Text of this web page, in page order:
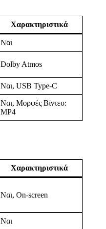
Χαρακτηριστικά
Ναι
Dolby Atmos
Ναι, USB Type-C
Ναι, Μορφές Βίντεο:
MP4
Χαρακτηριστικά
Ναι, On-screen
Ναι